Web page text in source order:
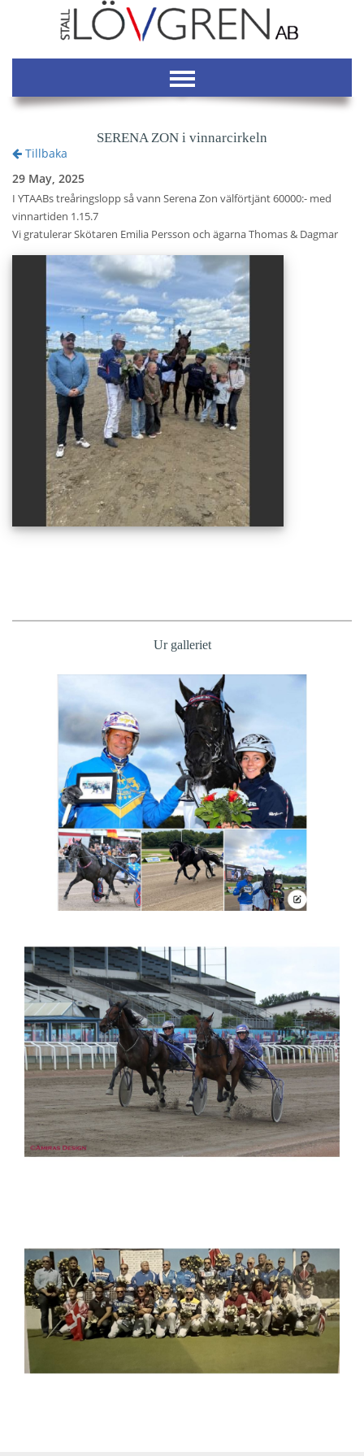
SERENA ZON i vinnarcirkeln
Tillbaka
29 May, 2025
I YTAABs treåringslopp så vann Serena Zon välförtjänt 60000:- med
vinnartiden 1.15.7
Vi gratulerar Skötaren Emilia Persson och ägarna Thomas & Dagmar
Ur galleriet